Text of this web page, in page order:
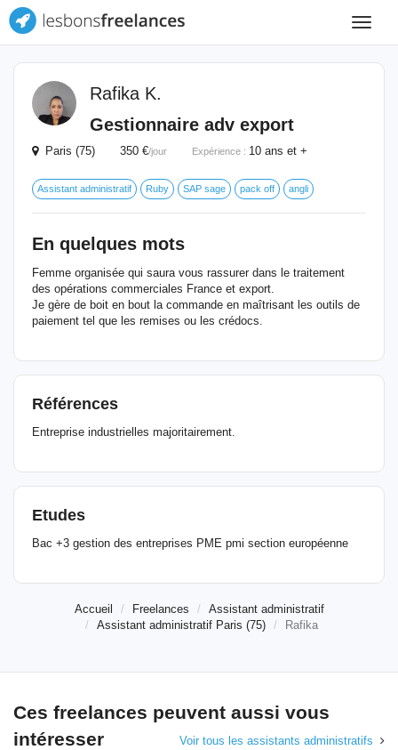
Toggle
Rafika K.
Gestionnaire adv export
Paris (75) 350 €/jour Expérience : 10 ans et +
Assistant administratif Ruby SAP sage pack off angli
En quelques mots
Femme organisée qui saura vous rassurer dans le traitement
des opérations commerciales France et export.
Je gère de boit en bout la commande en maîtrisant les outils de
paiement tel que les remises ou les crédocs.
Références
Entreprise industrielles majoritairement.
Etudes
Bac +3 gestion des entreprises PME pmi section européenne
Accueil Freelances
Assistant administratif
Assistant administratif Paris (75)
Rafika
Ces freelances peuvent aussi vous
intéresser
Voir tous les assistants administratifs